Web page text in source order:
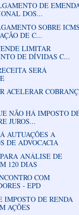
DE
DOS...
SOBRE
DE C...
LIMITAR
DE DÍVIDAS C...
SERÁ
ACELERAR
NÃO HÁ IMPOSTO
JUROS...
AUTUAÇÕES A
DE ADVOCACIA
ANÁLISE DE
120 DIAS
COM
- EPD
IMPOSTO DE RENDA
AÇÕES